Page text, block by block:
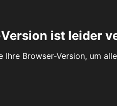
ist leider
Ihre Browser-Version, um